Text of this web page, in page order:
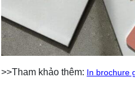
>>Tham khảo thêm: In brochure